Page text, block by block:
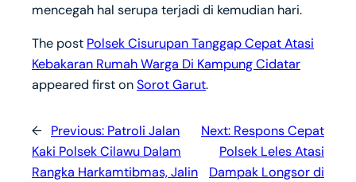
mencegah hal serupa terjadi di kemudian hari.
The post Polsek Cisurupan Tanggap Cepat Atasi
Kebakaran Rumah Warga Di Kampung Cidatar
appeared first onSorot Garut.
← Previous: Patroli Jalan
Kaki Polsek Cilawu Dalam
Rangka Harkamtibmas, Jalin
Next: Respons Cepat
Polsek Leles Atasi
Dampak Longsor di